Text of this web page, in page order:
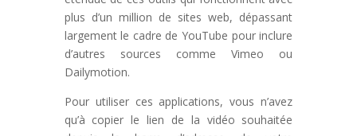
plus d’un million de sites web, dépassant
largement le cadre de YouTube pour inclure
d’autres sources comme Vimeo ou
Dailymotion.
Pour utiliser ces applications, vous n’avez
qu’à copier le lien de la vidéo souhaitée